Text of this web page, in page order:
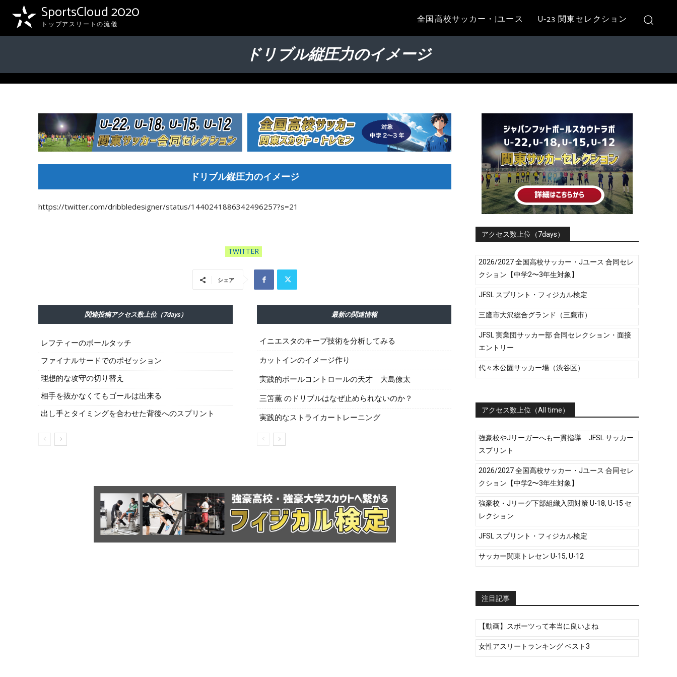
SportsCloud 2020
トップアスリートの流儀 全国高校サッカー・Jユース U-23 関東セレクション
ドリブル縦圧力のイメージ
ドリブル縦圧力のイメージ
https://twitter.com/dribbledesigner/status/1440241886342496257?s=21
TWITTER
シェア
関連投稿アクセス数上位（7days）
レフティーのボールタッチ
ファイナルサードでのポゼッション
理想的な攻守の切り替え
相手を抜かなくてもゴールは出来る
出し手とタイミングを合わせた背後へのスプリント
最新の関連情報
イニエスタのキープ技術を分析してみる
カットインのイメージ作り
実践的ボールコントロールの天才 大島僚太
三笘薫 のドリブルはなぜ止められないのか？
実践的なストライカートレーニング
アクセス数上位（7days）
2026/2027 全国高校サッカー・Jユース 合同セレ
クション【中学2〜3年生対象】
JFSL スプリント・フィジカル検定
三鷹市大沢総合グランド（三鷹市）
JFSL 実業団サッカー部 合同セレクション・面接
エントリー
代々木公園サッカー場（渋谷区）
アクセス数上位（All time）
強豪校やJリーガーへも一貫指導 JFSL サッカー
スプリント
2026/2027 全国高校サッカー・Jユース 合同セレ
クション【中学2〜3年生対象】
強豪校・Jリーグ下部組織入団対策 U-18, U-15 セ
レクション
JFSL スプリント・フィジカル検定
サッカー関東トレセン U-15, U-12
注目記事
【動画】スポーツって本当に良いよね
女性アスリートランキング ベスト3